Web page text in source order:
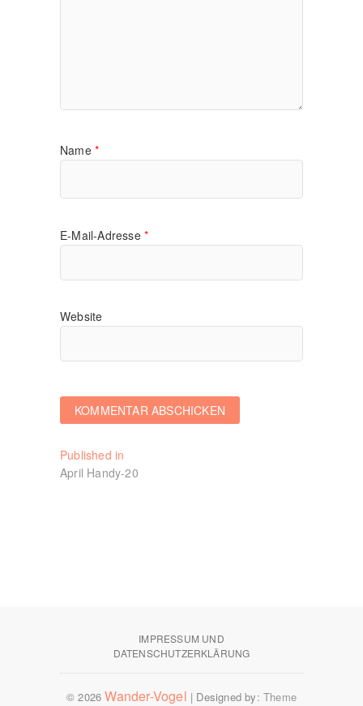
Name *
E-Mail-Adresse *
Website
Beitragsnavigation
Published in
April Handy-20
IMPRESSUM UND
DATENSCHUTZERKLÄRUNG
© 2026Wander-Vogel | Designed by: Theme